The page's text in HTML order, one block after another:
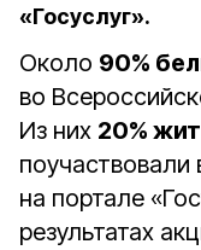
«Госуслуг».
Около 90%
во
Из них 20%
поучаствовали
на портале
результатах